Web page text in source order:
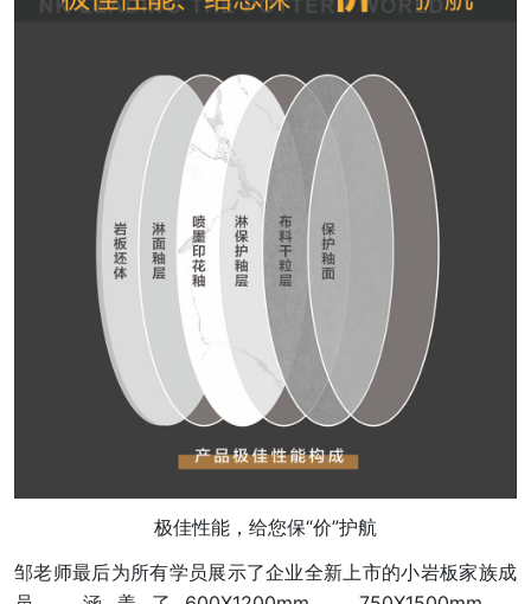
极佳性能，给您保“价”护航
邹老师最后为所有学员展示了企业全新上市的小岩板家族成